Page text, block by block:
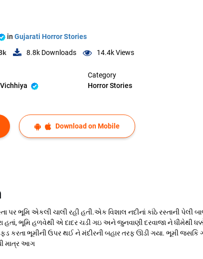
in Gujarati Horror Stories
8.8k Downloads 14.4kViews
Category
Horror Stories
Download on Mobile
પર ભૂમિ એકલી ચાલી રહી હતી.એક વિશાલ નદીનાં કાંઠે રસ્તાની
હતાં, ભૂમિ હળવેથી એ દાદર ચડી ગઇ અને જુનવાણી દરવાજા ને ધીમેથી
કરતા ભૂમીની ઉપર થઈ ને મંદીરની બહાર તરફ ઊડી ગયા. ભૂમી
માત્ર આગ